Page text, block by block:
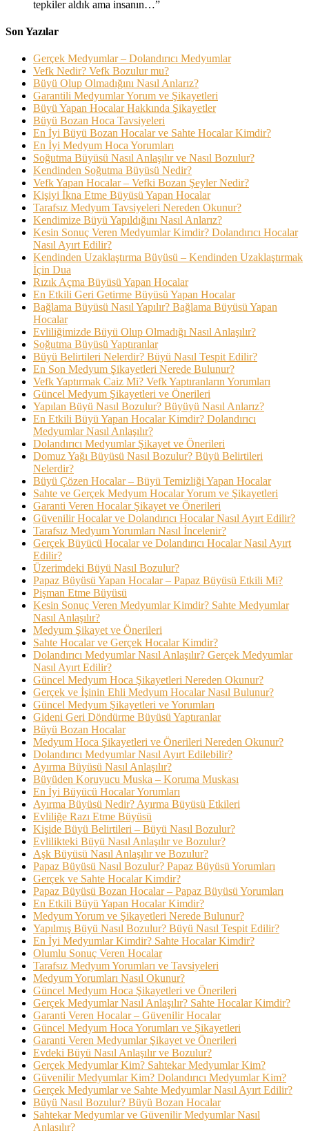
tepkiler aldık ama insanın…”
Son Yazılar
Gerçek Medyumlar – Dolandırıcı Medyumlar
Vefk Nedir? Vefk Bozulur mu?
Büyü Olup Olmadığını Nasıl Anlarız?
Garantili Medyumlar Yorum ve Şikayetleri
Büyü Yapan Hocalar Hakkında Şikayetler
Büyü Bozan Hoca Tavsiyeleri
En İyi Büyü Bozan Hocalar ve Sahte Hocalar Kimdir?
En İyi Medyum Hoca Yorumları
Soğutma Büyüsü Nasıl Anlaşılır ve Nasıl Bozulur?
Kendinden Soğutma Büyüsü Nedir?
Vefk Yapan Hocalar – Vefki Bozan Şeyler Nedir?
Kişiyi İkna Etme Büyüsü Yapan Hocalar
Tarafsız Medyum Tavsiyeleri Nereden Okunur?
Kendimize Büyü Yapıldığını Nasıl Anlarız?
Kesin Sonuç Veren Medyumlar Kimdir? Dolandırıcı Hocalar
Nasıl Ayırt Edilir?
Kendinden Uzaklaştırma Büyüsü – Kendinden Uzaklaştırmak
İçin Dua
Rızık Açma Büyüsü Yapan Hocalar
En Etkili Geri Getirme Büyüsü Yapan Hocalar
Bağlama Büyüsü Nasıl Yapılır? Bağlama Büyüsü Yapan
Hocalar
Evliliğimizde Büyü Olup Olmadığı Nasıl Anlaşılır?
Soğutma Büyüsü Yaptıranlar
Büyü Belirtileri Nelerdir? Büyü Nasıl Tespit Edilir?
En Son Medyum Şikayetleri Nerede Bulunur?
Vefk Yaptırmak Caiz Mi? Vefk Yaptıranların Yorumları
Güncel Medyum Şikayetleri ve Önerileri
Yapılan Büyü Nasıl Bozulur? Büyüyü Nasıl Anlarız?
En Etkili Büyü Yapan Hocalar Kimdir? Dolandırıcı
Medyumlar Nasıl Anlaşılır?
Dolandırıcı Medyumlar Şikayet ve Önerileri
Domuz Yağı Büyüsü Nasıl Bozulur? Büyü Belirtileri
Nelerdir?
Büyü Çözen Hocalar – Büyü Temizliği Yapan Hocalar
Sahte ve Gerçek Medyum Hocalar Yorum ve Şikayetleri
Garanti Veren Hocalar Şikayet ve Önerileri
Güvenilir Hocalar ve Dolandırıcı Hocalar Nasıl Ayırt Edilir?
Tarafsız Medyum Yorumları Nasıl İncelenir?
Gerçek Büyücü Hocalar ve Dolandırıcı Hocalar Nasıl Ayırt
Edilir?
Üzerimdeki Büyü Nasıl Bozulur?
Papaz Büyüsü Yapan Hocalar – Papaz Büyüsü Etkili Mi?
Pişman Etme Büyüsü
Kesin Sonuç Veren Medyumlar Kimdir? Sahte Medyumlar
Nasıl Anlaşılır?
Medyum Şikayet ve Önerileri
Sahte Hocalar ve Gerçek Hocalar Kimdir?
Dolandırıcı Medyumlar Nasıl Anlaşılır? Gerçek Medyumlar
Nasıl Ayırt Edilir?
Güncel Medyum Hoca Şikayetleri Nereden Okunur?
Gerçek ve İşinin Ehli Medyum Hocalar Nasıl Bulunur?
Güncel Medyum Şikayetleri ve Yorumları
Gideni Geri Döndürme Büyüsü Yaptıranlar
Büyü Bozan Hocalar
Medyum Hoca Şikayetleri ve Önerileri Nereden Okunur?
Dolandırıcı Medyumlar Nasıl Ayırt Edilebilir?
Ayırma Büyüsü Nasıl Anlaşılır?
Büyüden Koruyucu Muska – Koruma Muskası
En İyi Büyücü Hocalar Yorumları
Ayırma Büyüsü Nedir? Ayırma Büyüsü Etkileri
Evliliğe Razı Etme Büyüsü
Kişide Büyü Belirtileri – Büyü Nasıl Bozulur?
Evlilikteki Büyü Nasıl Anlaşılır ve Bozulur?
Aşk Büyüsü Nasıl Anlaşılır ve Bozulur?
Papaz Büyüsü Nasıl Bozulur? Papaz Büyüsü Yorumları
Gerçek ve Sahte Hocalar Kimdir?
Papaz Büyüsü Bozan Hocalar – Papaz Büyüsü Yorumları
En Etkili Büyü Yapan Hocalar Kimdir?
Medyum Yorum ve Şikayetleri Nerede Bulunur?
Yapılmış Büyü Nasıl Bozulur? Büyü Nasıl Tespit Edilir?
En İyi Medyumlar Kimdir? Sahte Hocalar Kimdir?
Olumlu Sonuç Veren Hocalar
Tarafsız Medyum Yorumları ve Tavsiyeleri
Medyum Yorumları Nasıl Okunur?
Güncel Medyum Hoca Şikayetleri ve Önerileri
Gerçek Medyumlar Nasıl Anlaşılır? Sahte Hocalar Kimdir?
Garanti Veren Hocalar – Güvenilir Hocalar
Güncel Medyum Hoca Yorumları ve Şikayetleri
Garanti Veren Medyumlar Şikayet ve Önerileri
Evdeki Büyü Nasıl Anlaşılır ve Bozulur?
Gerçek Medyumlar Kim? Sahtekar Medyumlar Kim?
Güvenilir Medyumlar Kim? Dolandırıcı Medyumlar Kim?
Gerçek Medyumlar ve Sahte Medyumlar Nasıl Ayırt Edilir?
Büyü Nasıl Bozulur? Büyü Bozan Hocalar
Sahtekar Medyumlar ve Güvenilir Medyumlar Nasıl
Anlaşılır?